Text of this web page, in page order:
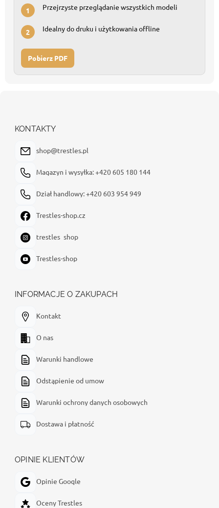
1 Przejrzyste przeglądanie wszystkich modeli
2 Idealny do druku i użytkowania offline
Pobierz PDF
KONTAKTY
shop@trestles.pl
Magazyn i wysyłka: +420 605 180 144
Dział handlowy: +420 603 954 949
Trestles-shop.cz
trestles_shop
Trestles-shop
INFORMACJE O ZAKUPACH
Kontakt
O nas
Warunki handlowe
Odstąpienie od umow
Warunki ochrony danych osobowych
Dostawa i płatność
OPINIE KLIENTÓW
Opinie Google
Oceny Trestles